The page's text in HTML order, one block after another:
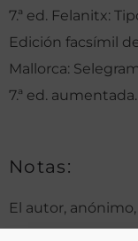
7.ª ed. Felanitx:
Edición facsímil
Mallorca:
7.ª ed.
Notas:
El autor,